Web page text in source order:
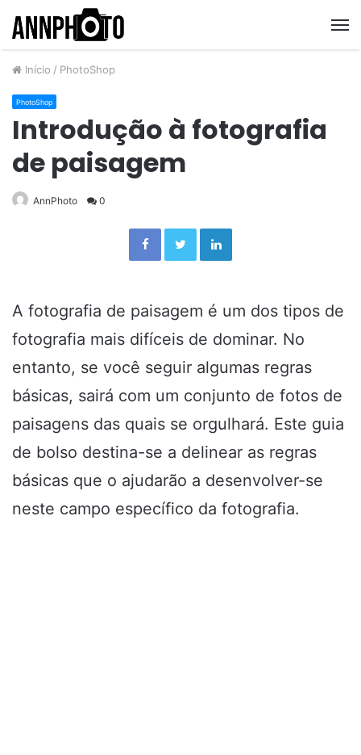
Início / PhotoShop
PhotoShop
Introdução à fotografia
de paisagem
AnnPhoto 0
FacebookTwitterLinkedin
A fotografia de paisagem é um dos tipos de
fotografia mais difíceis de dominar. No
entanto, se você seguir algumas regras
básicas, sairá com um conjunto de fotos de
paisagens das quais se orgulhará. Este guia
de bolso destina-se a delinear as regras
básicas que o ajudarão a desenvolver-se
neste campo específico da fotografia.